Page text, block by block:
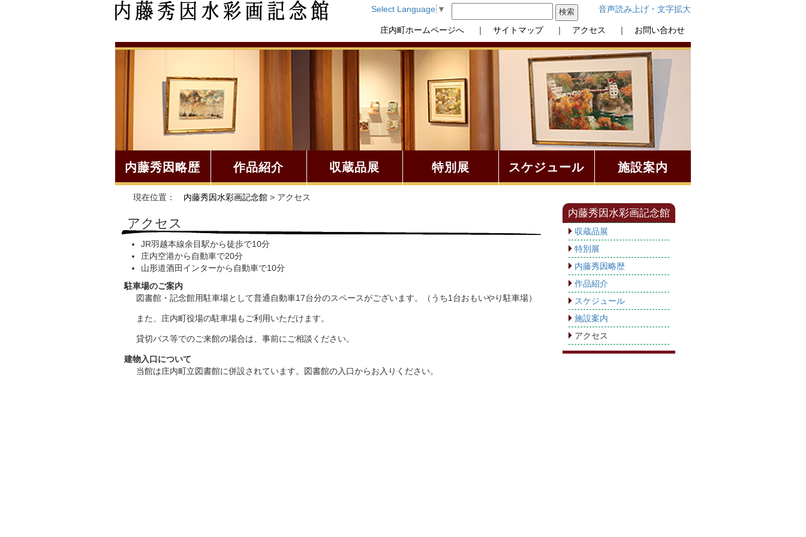
Select Language ▼ 音声読み上げ・文字拡大
庄内町ホームページへ ｜ サイトマップ ｜ アクセス ｜ お問い合わせ
内藤秀因略歴 作品紹介 収蔵品展 特別展 スケジュール 施設案内
現在位置： 内藤秀因水彩画記念館 > アクセス
アクセス
JR羽越本線余目駅から徒歩で10分
庄内空港から自動車で20分
山形道酒田インターから自動車で10分
駐車場のご案内
図書館・記念館用駐車場として普通自動車17台分のスペースがございます。（うち1台おもいやり駐車場）
また、庄内町役場の駐車場もご利用いただけます。
貸切バス等でのご来館の場合は、事前にご相談ください。
建物入口について
当館は庄内町立図書館に併設されています。図書館の入口からお入りください。
内藤秀因水彩画記念館
収蔵品展
特別展
内藤秀因略歴
作品紹介
スケジュール
施設案内
アクセス